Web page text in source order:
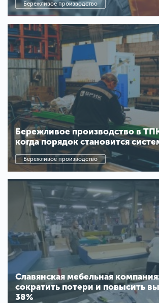
Бережливое производство
Бережливое производство в
когда порядок становится
Бережливое производство
Славянская мебельная
сократить потери и повысить
38%